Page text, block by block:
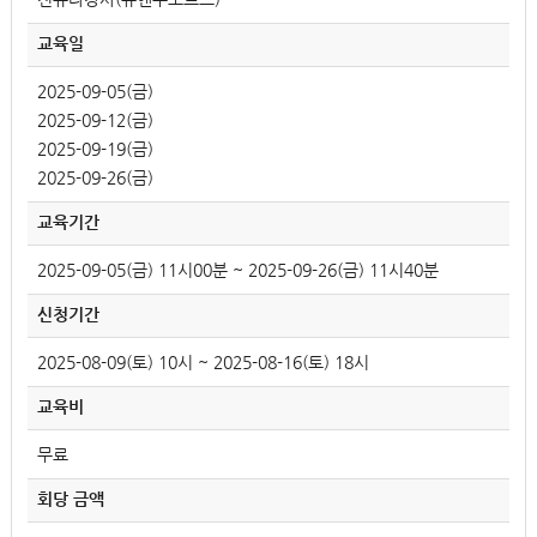
교육일
2025-09-05(금)
2025-09-12(금)
2025-09-19(금)
2025-09-26(금)
교육기간
2025-09-05(금) 11시00분 ~ 2025-09-26(금) 11시40분
신청기간
2025-08-09(토) 10시 ~ 2025-08-16(토) 18시
교육비
무료
회당 금액